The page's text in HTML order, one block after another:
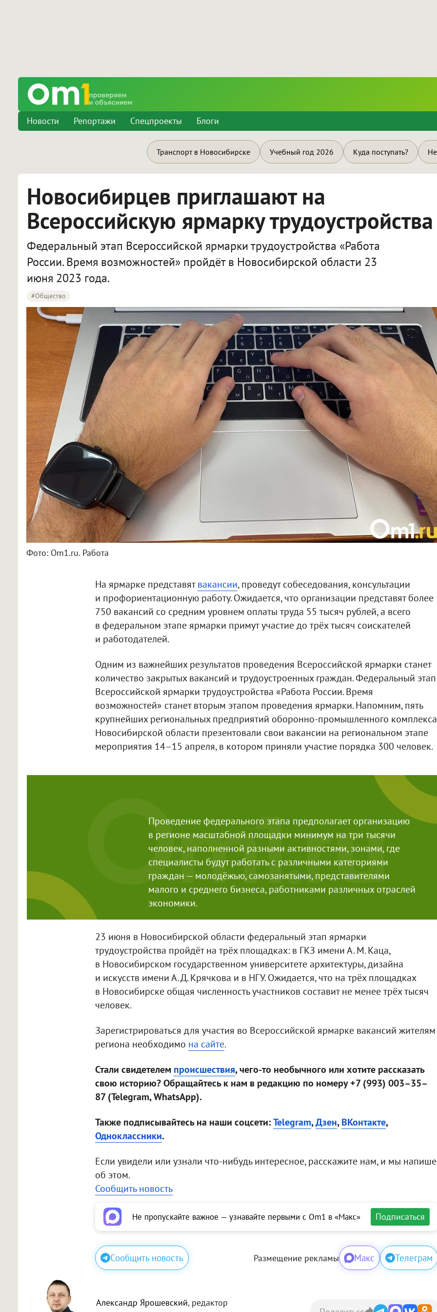
Новости Репортажи Спецпроекты Блоги
Транспорт в Новосибирске Учебный год 2026 Куда поступать?
Новосибирцев приглашают на
Всероссийскую ярмарку трудоустройства
Федеральный этап Всероссийской ярмарки трудоустройства «Работа
России. Время возможностей» пройдёт в Новосибирской области 23
июня 2023 года.
#Общество
Фото: Om1.ru. Работа
На ярмарке представятвакансии, проведут собеседования, консультации
и профориентационную работу. Ожидается, что организации представят более
750 вакансий со средним уровнем оплаты труда 55 тысяч рублей, а всего
в федеральном этапе ярмарки примут участие до трёх тысяч соискателей
и работодателей.
Одним из важнейших результатов проведения Всероссийской ярмарки станет
количество закрытых вакансий и трудоустроенных граждан. Федеральный этап
Всероссийской ярмарки трудоустройства «Работа России. Время
возможностей» станет вторым этапом проведения ярмарки. Напомним, пять
крупнейших региональных предприятий оборонно-промышленного комплекса
Новосибирской области презентовали свои вакансии на региональном этапе
мероприятия 14–15 апреля, в котором приняли участие порядка 300 человек.
Проведение федерального этапа предполагает организацию
в регионе масштабной площадки минимум на три тысячи
человек, наполненной разными активностями, зонами, где
специалисты будут работать с различными категориями
граждан — молодёжью, самозанятыми, представителями
малого и среднего бизнеса, работниками различных отраслей
экономики.
23 июня в Новосибирской области федеральный этап ярмарки
трудоустройства пройдёт на трёх площадках: в ГКЗ имени А. М. Каца,
в Новосибирском государственном университете архитектуры, дизайна
и искусств имени А. Д. Крячкова и в НГУ. Ожидается, что на трёх площадках
в Новосибирске общая численность участников составит не менее трёх тысяч
человек.
Зарегистрироваться для участия во Всероссийской ярмарке вакансий жителям
региона необходимо на сайте.
Стали свидетелем происшествия, чего-то необычного или хотите рассказать
свою историю? Обращайтесь к нам в редакцию по номеру +7 (993) 003–35–
87 (Telegram, WhatsApp).
Также подписывайтесь на наши соцсети:Telegram,Дзен,ВКонтакте,
Одноклассники.
Если увидели или узнали что-нибудь интересное, расскажите нам, и мы
об этом.
Сообщить новость
Не пропускайте важное — узнавайте первыми с Om1 в «Макс» Подписаться
Сообщить новость Размещение рекламы Макс Телеграм
Александр Ярошевский, редактор